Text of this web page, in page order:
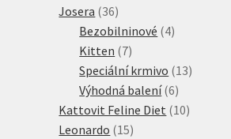
Josera 3636
produktů
Bezobilninové 44
Kitten 77
produktů
Speciální krmivo 1313
Výhodná balení 66
produktů
Kattovit Feline Diet 1010
Leonardo 1515